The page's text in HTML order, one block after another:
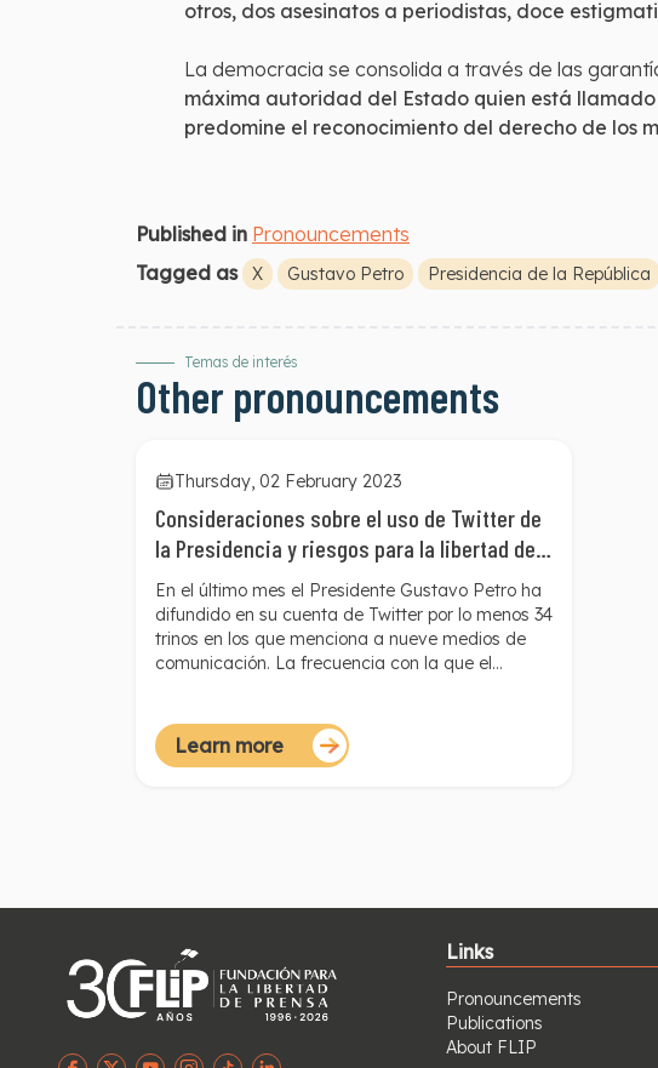
otros, dos asesinatos a periodistas, doce
La democracia se consolida a través de las
máxima autoridad del Estado quien está
predomine el reconocimiento del derecho de los
Published in Pronouncements
Tagged as
X Gustavo Petro Presidencia de la República
Temas de interés
Other pronouncements
Thursday, 02 February 2023
Consideraciones sobre el uso de Twitter de
la Presidencia y riesgos para la libertad de
prensa
En el último mes el Presidente Gustavo Petro ha
difundido en su cuenta de Twitter por lo menos 34
trinos en los que menciona a nueve medios de
comunicación. La frecuencia con la que el
agenda en redes. Del mismo modo, pretende
sembrar la duda ante la audiencia, sobre la
Learn more
Links
Pronouncements
Publications
About FLIP